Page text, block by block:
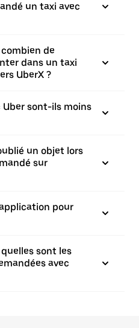
un taxi avec
de
dans un taxi
UberX ?
Uber sont-ils moins
un objet lors
sur
pour
sont les
avec